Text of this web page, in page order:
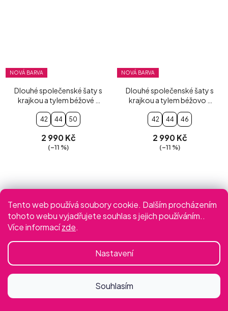
Tento web používá soubory cookie. Dalším procházením
tohoto webu vyjadřujete souhlas s jejich používáním..
Více informacízde.
Nastavení
Souhlasím
NOVÁ BARVA
Dlouhé společenské šaty s
krajkou a tylem béžové s
černými květy
42 44 50
2 990 Kč
(–11 %)
NOVÁ BARVA
Dlouhé společenské šaty s
krajkou a tylem béžovo -
černé
42 44 46
2 990 Kč
(–11 %)